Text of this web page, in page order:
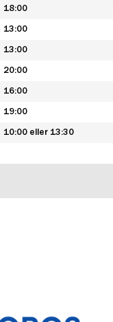
18:00
13:00
13:00
20:00
16:00
19:00
10:00 eller 13:30